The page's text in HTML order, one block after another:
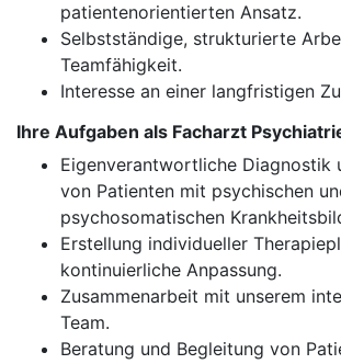
patientenorientierten Ansatz.
Selbstständige, strukturierte
Teamfähigkeit.
Interesse an einer langfristigen
Ihre Aufgaben als Facharzt
Eigenverantwortliche Diagnostik
von Patienten mit psychischen
psychosomatischen
Erstellung individueller
kontinuierliche Anpassung.
Zusammenarbeit mit unserem
Team.
Beratung und Begleitung von